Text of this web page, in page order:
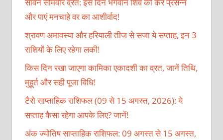
सावन सोमवार व्रत: इस दिन भगवान शिव को करें प्रसन्न
और पाएं मनचाहे वर का आशीर्वाद!
श्रावण अमावस्या और हरियाली तीज से सजा ये सप्ताह, इन 3
राशियों के लिए रहेगा लकी!
किस दिन रखा जाएगा कामिका एकादशी का व्रत, जानें तिथि,
मुहूर्त और सही पूजा विधि!
टैरो साप्ताहिक राशिफल (09 से 15 अगस्त, 2026): ये
सप्ताह कैसा रहेगा आपके लिए? जानें!
अंक ज्योतिष साप्ताहिक राशिफल: 09 अगस्त से 15 अगस्त,